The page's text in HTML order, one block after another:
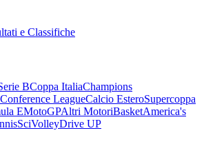
e Classifiche
BCoppa ItaliaChampions
Conference LeagueCalcio EsteroSupercoppa
EMotoGPAltri MotoriBasketAmerica's
SciVolleyDrive UP